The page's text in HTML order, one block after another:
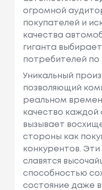
огромной
покупателей и
качества
гиганта
потребителей по
Уникальный
позволяющий
реальном
качество каждой
вызывает
стороны как
конкурентов.
славятся
способностью
состояние даже